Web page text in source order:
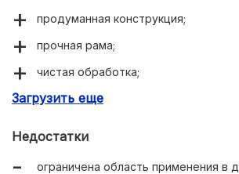
продуманная конструкция;
прочная рама;
чистая обработка;
простота в управлении.
Загрузить еще
Недостатки
ограничена область применения в